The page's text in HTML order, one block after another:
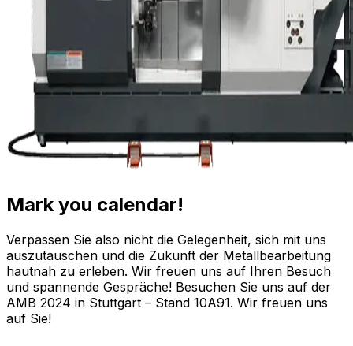
Mark you calendar!
Verpassen Sie also nicht die Gelegenheit, sich mit uns
auszutauschen und die Zukunft der Metallbearbeitung
hautnah zu erleben. Wir freuen uns auf Ihren Besuch
und spannende Gespräche! Besuchen Sie uns auf der
AMB 2024 in Stuttgart – Stand 10A91. Wir freuen uns
auf Sie!